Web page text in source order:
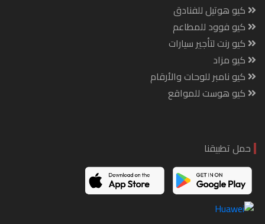
كيو هوتيل للفنادق
كيو فوود للمطاعم
كيو رنت لتأجير سيارات
كيو مزاد
كيو نامبر للوحات والأرقام
كيو هوست للمواقع
حمل تطبيقنا